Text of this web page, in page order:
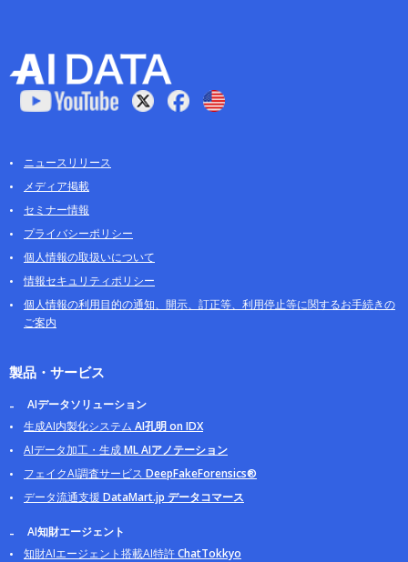
ニュースリリース
メディア掲載
セミナー情報
プライバシーポリシー
個人情報の取扱いについて
情報セキュリティポリシー
個人情報の利用目的の通知、開示、訂正等、利用停止等に関するお手続きの
ご案内
製品・サービス
AIデータソリューション
生成AI内製化システム AI孔明 on IDX
AIデータ加工・生成ML AIアノテーション
フェイクAI調査サービス DeepFakeForensics®
データ流通支援 DataMart.jp データコマース
AI知財エージェント
知財AIエージェント搭載AI特許ChatTokkyo